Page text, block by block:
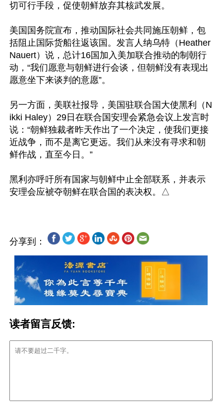
切可行手段，促使朝鲜放弃其核武发展。
美国国务院宣布，推动国际社会共同施压朝鲜，包
括阻止国际货船往返该国。发言人纳乌特（Heather
Nauert）说，总计16国加入美加联合推动的制朝行
动，“我们愿意与朝鲜进行会谈，但朝鲜没有表现出
愿意坐下来谈判的意愿”。
另一方面，美联社报导，美国驻联合国大使黑利（N
ikki Haley）29日在联合国安理会紧急会议上发言时
说：“朝鲜独裁者昨天作出了一个决定，使我们更接
近战争，而不是离它更远。我们从来没有寻求和朝
鲜作战，直至今日。”
黑利亦呼吁所有国家与朝鲜中止全部联系，并表示
分享到：
读者留言反馈: